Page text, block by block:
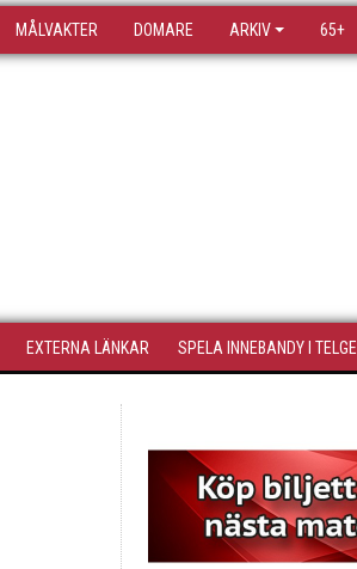
MÅLVAKTER DOMARE ARKIV 65+
EXTERNA LÄNKAR SPELA INNEBANDY I TELGE